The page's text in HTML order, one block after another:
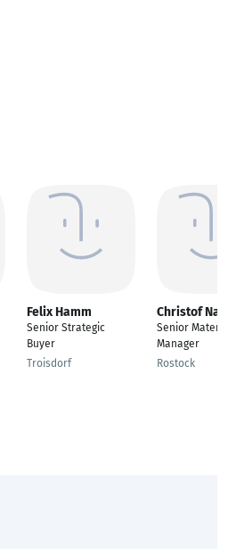
Felix Hamm
Senior Strategic
Buyer
Troisdorf
Christof Nagel
Senior Material
Manager
Rostock